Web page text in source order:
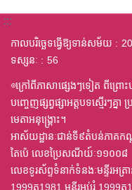
:::
កាលបរិច្ឆេទធ្វើឱ្យទាន់សម័យ
ទស្សនៈ
56
◎ក្រៅពីភាសាផ្សេងៗទៀត ពីព្រោ
បញ្ចេញផ្សព្វផ្សាអត្តបទស្មើរៗគ្
មេតាអនុង្គ្រោះ។
អាស័យដ្ឋានៈជាន់ទី៩តំបន់ភាគ
តៃប៉េ លេខប្រៃសណីយ៍ៈ១១០០៨
លេខទូរស័ព្ទទំនាក់ទំនងៈមន្ទីរអត្រ
1999ត1981 មន្ទីរអប់រំ 1999